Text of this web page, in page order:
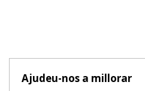
Ajudeu-nos a millorar